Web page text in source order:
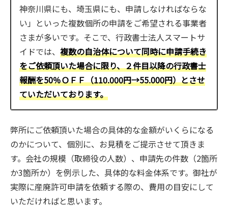
神奈川県にも、埼玉県にも、申請しなければならな
い」といった複数個所の申請をご希望される事業者
さまが多いです。そこで、行政書士法人スマートサ
イドでは、 複数の自治体について同時に申請手続き
をご依頼頂いた場合に限り、２件目以降の行政書士
報酬を50％ＯＦＦ（110.000円→55.000円）とさせ
ていただいております。
弊所にご依頼頂いた場合の具体的な金額がいくらになる
のかについて、個別に、お見積をご提示させて頂きま
す。会社の規模（取締役の人数）、申請先の件数（2箇所
か3箇所か）を例示した、具体的な料金体系です。御社が
実際に産廃許可申請を依頼する際の、費用の目安にして
いただければと思います。